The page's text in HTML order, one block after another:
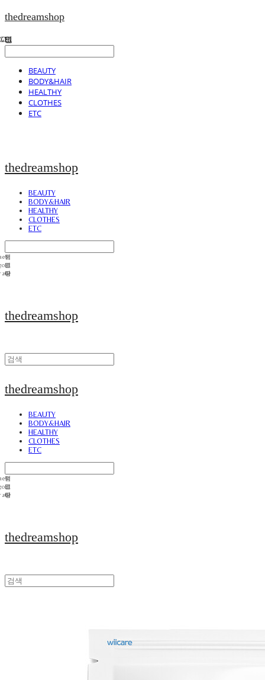
thedreamshop
BEAUTY
BODY&HAIR
HEALTHY
CLOTHES
ETC
thedreamshop
BEAUTY
BODY&HAIR
HEALTHY
CLOTHES
ETC
thedreamshop
thedreamshop
BEAUTY
BODY&HAIR
HEALTHY
CLOTHES
ETC
thedreamshop